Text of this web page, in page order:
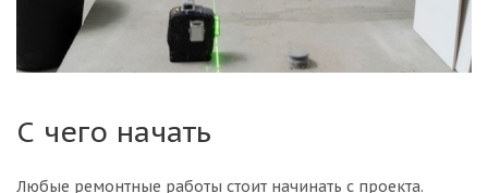
С чего начать
Любые ремонтные работы стоит начинать с проекта.